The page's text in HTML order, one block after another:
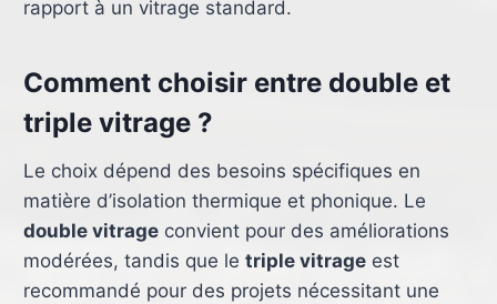
rapport à un vitrage standard.
Comment choisir entre double et
triple vitrage ?
Le choix dépend des besoins spécifiques en
matière d’isolation thermique et phonique. Le
double vitrageconvient pour des améliorations
modérées, tandis que le triple vitrageest
recommandé pour des projets nécessitant une